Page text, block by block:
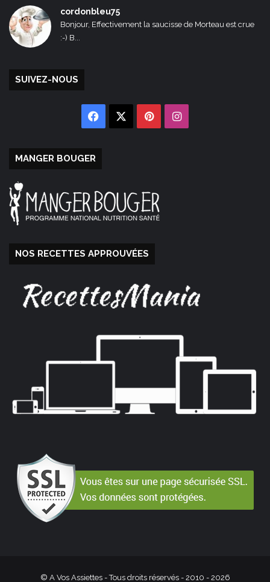
cordonbleu75
Bonjour, Effectivement la saucisse de Morteau est crue
:-) B...
SUIVEZ-NOUS
Facebook PinterestInstagram
MANGER BOUGER
NOS RECETTES APPROUVÉES
© A Vos Assiettes - Tous droits réservés - 2010 - 2026